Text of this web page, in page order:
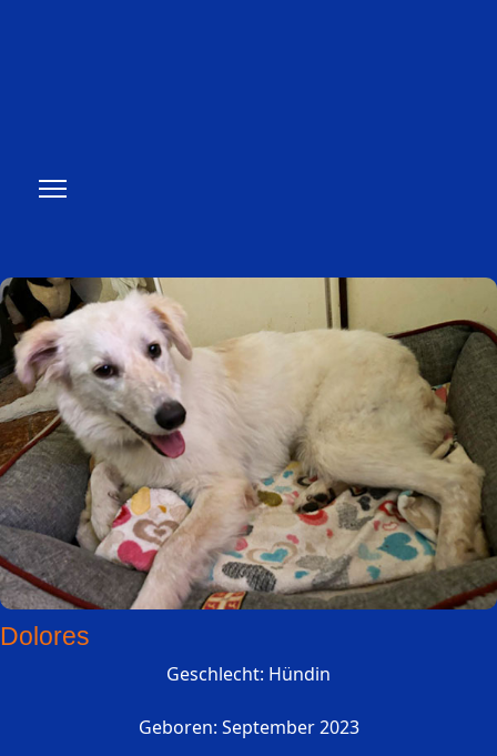
Dolores
Geschlecht: Hündin
Geboren: September 2023